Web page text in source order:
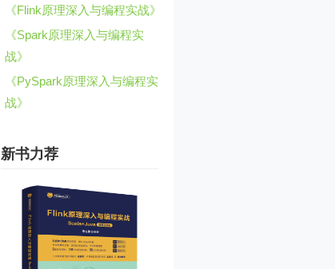
《Flink原理深入与编程实战》
《Spark原理深入与编程实
战》
《PySpark原理深入与编程实
战》
新书力荐